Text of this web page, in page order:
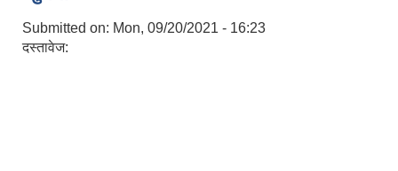
Submitted on: Mon, 09/20/2021 - 16:23
दस्तावेज: